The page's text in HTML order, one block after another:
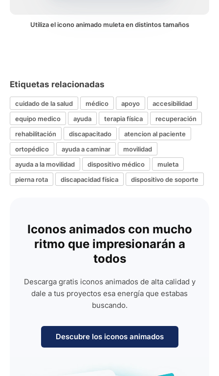
Utiliza el icono animado muleta en distintos tamaños
Etiquetas relacionadas
cuidado de la salud médico apoyo
accesibilidad
equipo medico
ayuda terapia física
recuperación
rehabilitación
discapacitado
atencion al paciente
ortopédico
ayuda a caminar
movilidad
ayuda a la movilidad
dispositivo médico
muleta
pierna rota
discapacidad física dispositivo de soporte
Iconos animados con mucho
ritmo que impresionarán a
todos
Descarga gratis iconos animados de alta calidad y
dale a tus proyectos esa energía que estabas
buscando.
Descubre los iconos animados